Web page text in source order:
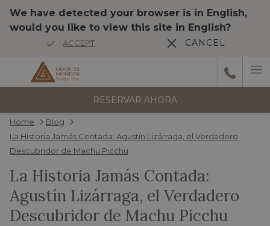
We have detected your browser is in English,
would you like to view this site in English?
ACCEPT CANCEL
RESERVAR AHORA
reseñas
Anterior
Wonderful stay The hotel is beautiful, elegant, and decorated very
tastefully. The atmosphere very nice. Very comfortable, spacious
HAH_2014df
Home
Blog
La Historia Jamás Contada: Agustín Lizárraga, el Verdadero
Descubridor de Machu Picchu
La Historia Jamás Contada:
Agustín Lizárraga, el Verdadero
Descubridor de Machu Picchu